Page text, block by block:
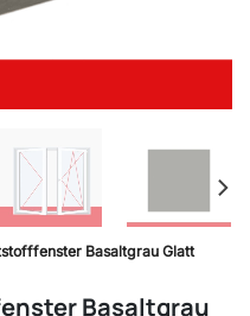
Basaltgrau Glatt
Basaltgrau